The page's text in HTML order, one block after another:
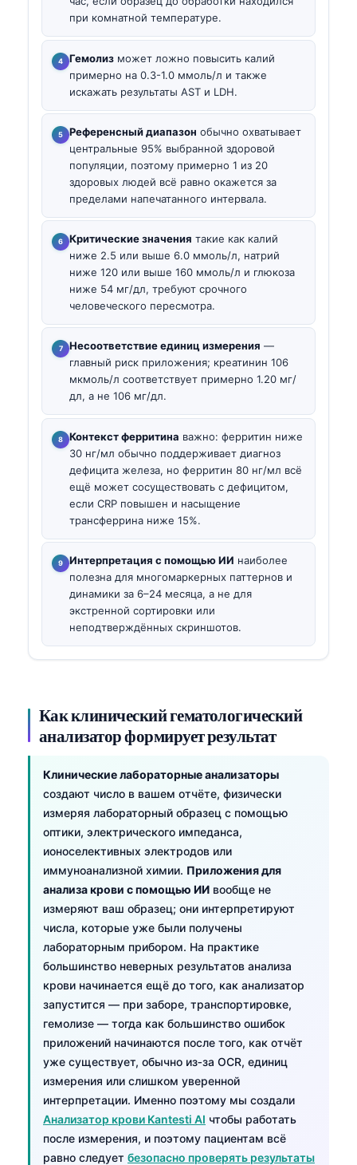
при комнатной температуре.
Гемолиз может ложно повысить калий
примерно на 0.3-1.0 ммоль/л и также
искажать результаты AST и LDH.
Референсный диапазон обычно охватывает
центральные 95% выбранной здоровой
популяции, поэтому примерно 1 из 20
здоровых людей всё равно окажется за
пределами напечатанного интервала.
Критические значения такие как калий
ниже 2.5 или выше 6.0 ммоль/л, натрий
ниже 120 или выше 160 ммоль/л и глюкоза
ниже 54 мг/дл, требуют срочного
человеческого пересмотра.
Несоответствие единиц измерения —
главный риск приложения; креатинин 106
мкмоль/л соответствует примерно 1.20 мг/
дл, а не 106 мг/дл.
Контекст ферритина важно: ферритин ниже
30 нг/мл обычно поддерживает диагноз
дефицита железа, но ферритин 80 нг/мл всё
ещё может сосуществовать с дефицитом,
если CRP повышен и насыщение
трансферрина ниже 15%.
Интерпретация с помощью ИИ наиболее
полезна для многомаркерных паттернов и
динамики за 6–24 месяца, а не для
экстренной сортировки или
неподтверждённых скриншотов.
Как клинический гематологический
анализатор формирует результат
Клинические лабораторные анализаторы
создают число в вашем отчёте, физически
измеряя лабораторный образец с помощью
оптики, электрического импеданса,
ионоселективных электродов или
иммуноанализной химии. Приложения для
анализа крови с помощью ИИ вообще не
измеряют ваш образец; они интерпретируют
числа, которые уже были получены
лабораторным прибором. На практике
большинство неверных результатов анализа
крови начинается ещё до того, как анализатор
запустится — при заборе, транспортировке,
гемолизе — тогда как большинство ошибок
приложений начинаются после того, как отчёт
уже существует, обычно из‑за OCR, единиц
измерения или слишком уверенной
интерпретации. Именно поэтому мы создали
Анализатор крови Kantesti AI чтобы работать
после измерения, и поэтому пациентам всё
равно следует безопасно проверять результаты